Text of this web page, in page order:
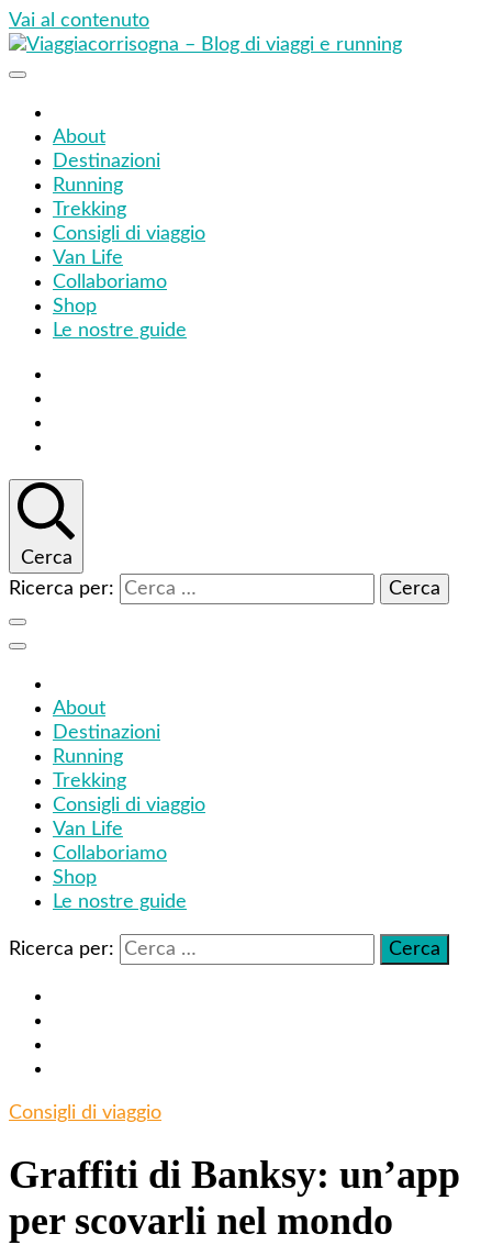
Vai al contenuto
About
Destinazioni
Running
Trekking
Consigli di viaggio
Van Life
Collaboriamo
Shop
Le nostre guide
Cerca
Ricerca per:
About
Destinazioni
Running
Trekking
Consigli di viaggio
Van Life
Collaboriamo
Shop
Le nostre guide
Ricerca per:
Consigli di viaggio
Graffiti di Banksy: un’app
per scovarli nel mondo